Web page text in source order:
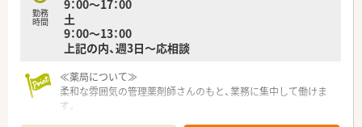
勤務
時間
9：00～17：00
土
9：00～13：00
上記の内、週3日～応相談
≪薬局について≫
柔和な雰囲気の管理薬剤師さんのもと、業務に集中して働けま
す。